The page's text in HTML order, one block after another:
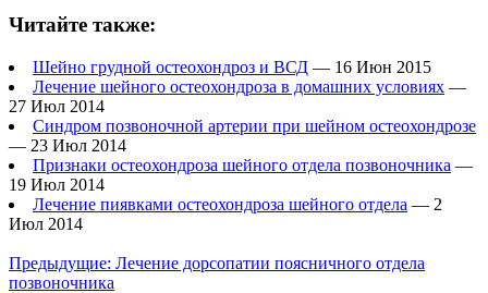
Читайте также:
Шейно грудной остеохондроз и ВСД — 16 Июн 2015
Лечение шейного остеохондроза в домашних условиях —
27 Июл 2014
Синдром позвоночной артерии при шейном остеохондрозе
— 23 Июл 2014
Признаки остеохондроза шейного отдела позвоночника —
19 Июл 2014
Лечение пиявками остеохондроза шейного отдела — 2
Июл 2014
Предыдущие: Лечение дорсопатии поясничного отдела
позвоночника